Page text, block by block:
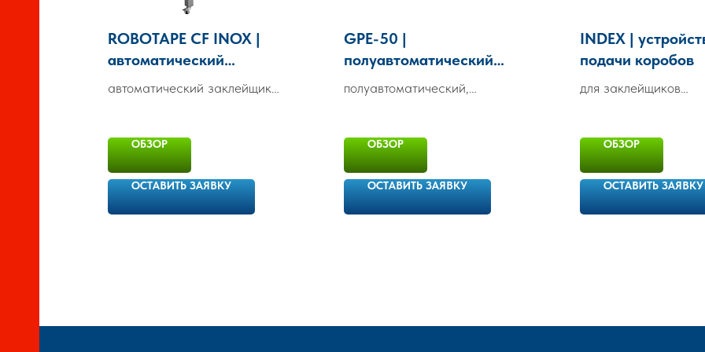
ROBOTAPE CF INOX |
автоматический
заклейщик коробов
автоматический заклейщик
ОБЗОР
ОСТАВИТЬ ЗАЯВКУ
GPE-50 |
полуавтоматический
одновременного
разных размеров
полуавтоматический,
разных размеров
ОБЗОР
ОСТАВИТЬ ЗАЯВКУ
INDEX |
подачи коробов
для заклейщиков
ОБЗОР
ОСТАВИТЬ ЗАЯВКУ